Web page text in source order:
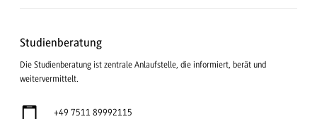
Studienberatung
Die Studienberatung ist zentrale Anlaufstelle, die informiert, berät und
weitervermittelt.
+49 7511 89992115